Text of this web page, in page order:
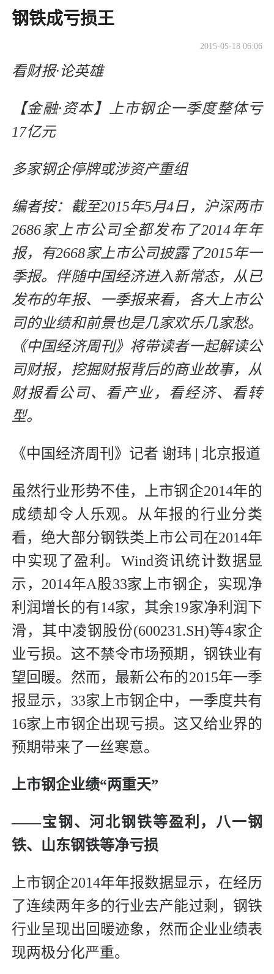
钢铁成亏损王
2015-05-18 06:06
看财报·论英雄
【金融·资本】上市钢企一季度整体亏
17亿元
多家钢企停牌或涉资产重组
编者按：截至2015年5月4日，沪深两市
2686家上市公司全都发布了2014年年
报，有2668家上市公司披露了2015年一
季报。伴随中国经济进入新常态，从已
发布的年报、一季报来看，各大上市公
司的业绩和前景也是几家欢乐几家愁。
《中国经济周刊》将带读者一起解读公
司财报，挖掘财报背后的商业故事，从
财报看公司、看产业，看经济、看转
型。
《中国经济周刊》记者 谢玮 | 北京报道
虽然行业形势不佳，上市钢企2014年的
成绩却令人乐观。从年报的行业分类
看，绝大部分钢铁类上市公司在2014年
中实现了盈利。Wind资讯统计数据显
示，2014年A股33家上市钢企，实现净
利润增长的有14家，其余19家净利润下
滑，其中凌钢股份(600231.SH)等4家企
业亏损。这不禁令市场预期，钢铁业有
望回暖。然而，最新公布的2015年一季
报显示，33家上市钢企中，一季度共有
16家上市钢企出现亏损。这又给业界的
预期带来了一丝寒意。
上市钢企业绩“两重天”
——宝钢、河北钢铁等盈利，八一钢
铁、山东钢铁等净亏损
上市钢企2014年年报数据显示，在经历
了连续两年多的行业去产能过剩，钢铁
行业呈现出回暖迹象，然而企业业绩表
现两极分化严重。